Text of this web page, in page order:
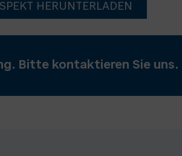
HERUNTERLADEN
Bitte kontaktieren Sie uns.